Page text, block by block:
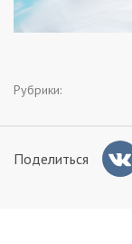
Рубрики:
Поделиться